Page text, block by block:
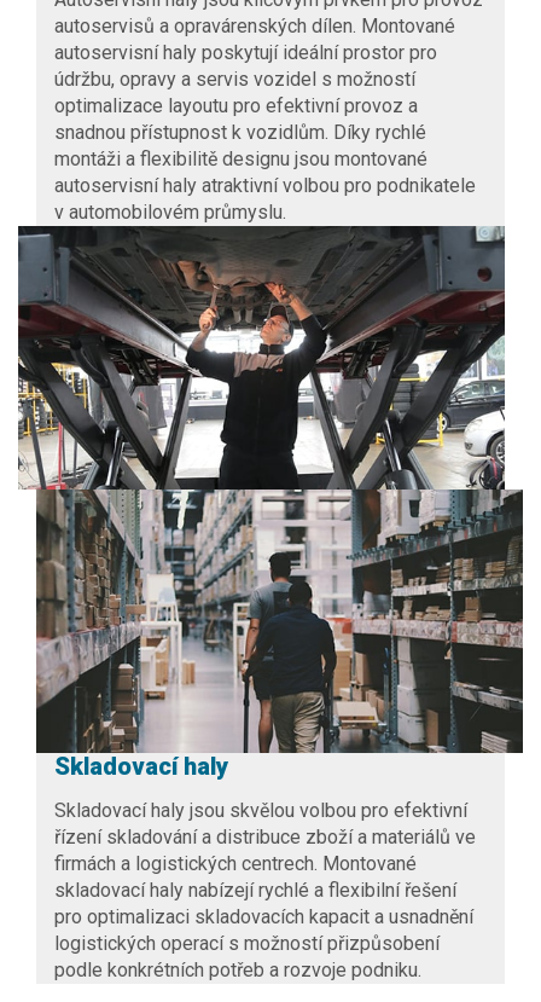
autoservisů a opravárenských dílen. Montované
autoservisní haly poskytují ideální prostor pro
údržbu, opravy a servis vozidel s možností
optimalizace layoutu pro efektivní provoz a
snadnou přístupnost k vozidlům. Díky rychlé
montáži a flexibilitě designu jsou montované
autoservisní haly atraktivní volbou pro podnikatele
v automobilovém průmyslu.
Skladovací haly
Skladovací haly jsou skvělou volbou pro efektivní
řízení skladování a distribuce zboží a materiálů ve
firmách a logistických centrech. Montované
skladovací haly nabízejí rychlé a flexibilní řešení
pro optimalizaci skladovacích kapacit a usnadnění
logistických operací s možností přizpůsobení
podle konkrétních potřeb a rozvoje podniku.